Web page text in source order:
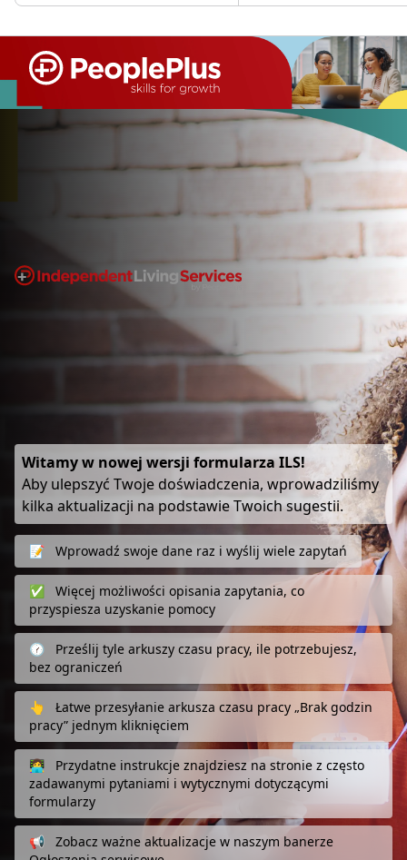
Witamy w nowej wersji formularza ILS!
Aby ulepszyć Twoje doświadczenia, wprowadziliśmy
kilka aktualizacji na podstawie Twoich sugestii.
📝 Wprowadź swoje dane raz i wyślij wiele zapytań
✅
Więcej możliwości opisania zapytania, co
przyspiesza uzyskanie pomocy
🕜
Prześlij tyle arkuszy czasu pracy, ile potrzebujesz,
bez ograniczeń
👆
Łatwe przesyłanie arkusza czasu pracy „Brak godzin
pracy” jednym kliknięciem
👩‍💻
Przydatne instrukcje znajdziesz na stronie z często
zadawanymi pytaniami i wytycznymi dotyczącymi
formularzy
📢
Zobacz ważne aktualizacje w naszym banerze